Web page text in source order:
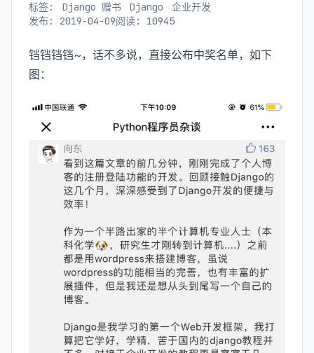
标签:
Django 赠书 Django
企业开发
发布: 2019-04-09阅读: 10945
铛铛铛铛~，话不多说，直接公布中奖名单，如下
图：